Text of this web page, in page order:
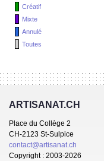
Créatif
Mixte
Annulé
Toutes
ARTISANAT.CH
Place du Collège 2
CH-2123 St-Sulpice
contact@artisanat.ch
Copyright : 2003-2026